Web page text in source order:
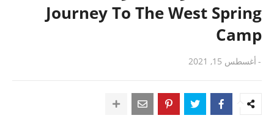
Journey To The West Spring
Camp
- أغسطس 15, 2021